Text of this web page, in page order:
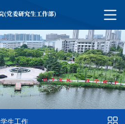
学生工作